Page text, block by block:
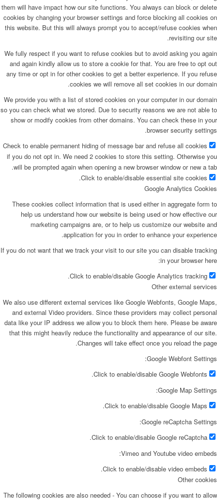
them will have impact how our site functions. You always can block or delete
cookies by changing your browser settings and force blocking all cookies on
this website. But this will always prompt you to accept/refuse cookies when
revisiting our site.
We fully respect if you want to refuse cookies but to avoid asking you again
and again kindly allow us to store a cookie for that. You are free to opt out
any time or opt in for other cookies to get a better experience. If you refuse
cookies we will remove all set cookies in our domain.
We provide you with a list of stored cookies on your computer in our domain
so you can check what we stored. Due to security reasons we are not able to
show or modify cookies from other domains. You can check these in your
browser security settings.
Check to enable permanent hiding of message bar and refuse all cookies
if you do not opt in. We need 2 cookies to store this setting. Otherwise you
will be prompted again when opening a new browser window or new a tab.
Click to enable/disable essential site cookies.
Google Analytics Cookies
These cookies collect information that is used either in aggregate form to
help us understand how our website is being used or how effective our
marketing campaigns are, or to help us customize our website and
application for you in order to enhance your experience.
If you do not want that we track your visit to our site you can disable tracking
in your browser here:
Click to enable/disable Google Analytics tracking.
Other external services
We also use different external services like Google Webfonts, Google Maps,
and external Video providers. Since these providers may collect personal
data like your IP address we allow you to block them here. Please be aware
that this might heavily reduce the functionality and appearance of our site.
Changes will take effect once you reload the page.
Google Webfont Settings:
Click to enable/disable Google Webfonts.
Google Map Settings:
Click to enable/disable Google Maps.
Google reCaptcha Settings:
Click to enable/disable Google reCaptcha.
Vimeo and Youtube video embeds:
Click to enable/disable video embeds.
Other cookies
The following cookies are also needed - You can choose if you want to allow